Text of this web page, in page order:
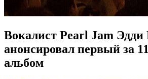
Вокалист Pearl Jam Эдди
анонсировал первый за
альбом